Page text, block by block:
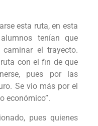
esta ruta, en esta
tenían que
el trayecto.
con el fin de que
pues por las
Se vio más por el
económico”.
pues quienes